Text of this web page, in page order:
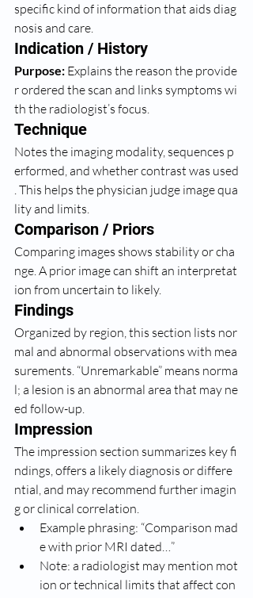
specific kind of information that aids diag
nosis and care.
Indication / History
Purpose: Explains the reason the provide
r ordered the scan and links symptoms wi
th the radiologist’s focus.
Technique
Notes the imaging modality, sequences p
erformed, and whether contrast was used
. This helps the physician judge image qua
lity and limits.
Comparison / Priors
Comparing images shows stability or cha
nge. A prior image can shift an interpretat
ion from uncertain to likely.
Findings
Organized by region, this section lists nor
mal and abnormal observations with mea
surements. “Unremarkable” means norma
l; a lesion is an abnormal area that may ne
ed follow-up.
Impression
The impression section summarizes key fi
ndings, offers a likely diagnosis or differe
ntial, and may recommend further imagin
g or clinical correlation.
Example phrasing: “Comparison mad
e with prior MRI dated…”
Note: a radiologist may mention mot
ion or technical limits that affect con